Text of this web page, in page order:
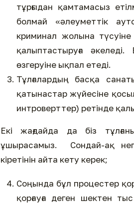
тұрғыдан қамтамасыз
болмай «әлеуметтік
криминал жолына түсуіне
қалыптастыруға
өзгеруіне ықпал етеді.
Тұлғалардың басқа
қатынастар жүйесіне
интроверттер) ретінде
Екі жағдайда да біз
ұшырасамыз. Сондай-ақ
кіретінін айта кету керек;
Соңында бұл процестер
қорғауға деген шектен